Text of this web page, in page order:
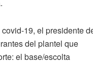
19, el presidente
del plantel que
el base/escolta